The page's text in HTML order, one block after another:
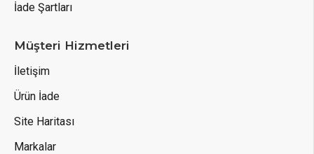
İade Şartları
Müşteri Hizmetleri
İletişim
Ürün İade
Site Haritası
Markalar